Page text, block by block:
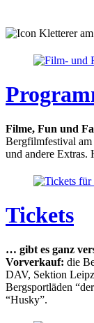
Filme, Fun und
Bergfilmfestival am
und andere
Tickets
… gibt es ganz
Vorverkauf: die
DAV, Sektion
Bergsportläden
“Husky”.